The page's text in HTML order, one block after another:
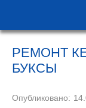
РЕМОНТ
БУКСЫ
Опубликовано: